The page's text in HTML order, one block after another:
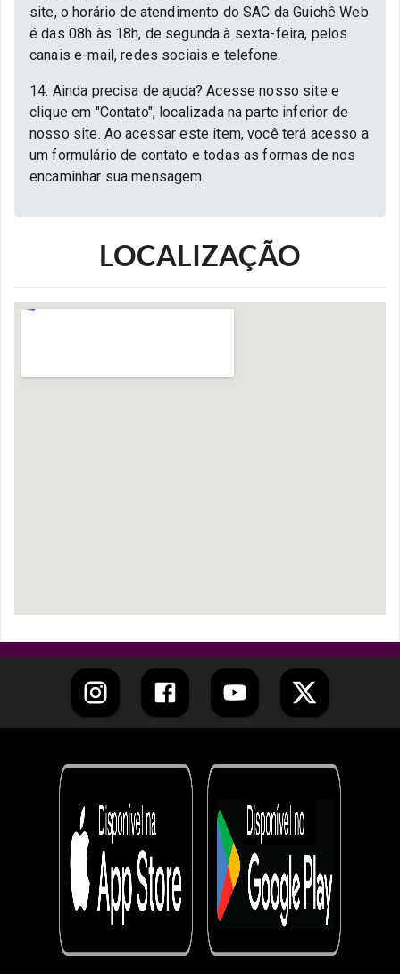
site, o horário de atendimento do SAC da Guichê Web
é das 08h às 18h, de segunda à sexta-feira, pelos
canais e-mail, redes sociais e telefone.
14. Ainda precisa de ajuda? Acesse nosso site e
clique em "Contato", localizada na parte inferior de
nosso site. Ao acessar este item, você terá acesso a
um formulário de contato e todas as formas de nos
encaminhar sua mensagem.
LOCALIZAÇÃO